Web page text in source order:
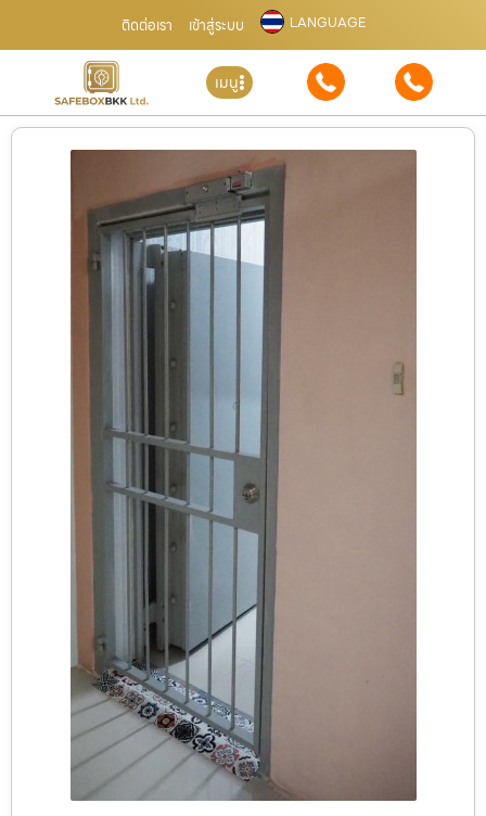
ติดต่อเรา เข้าสู่ระบบ LANGUAGE
เมนู